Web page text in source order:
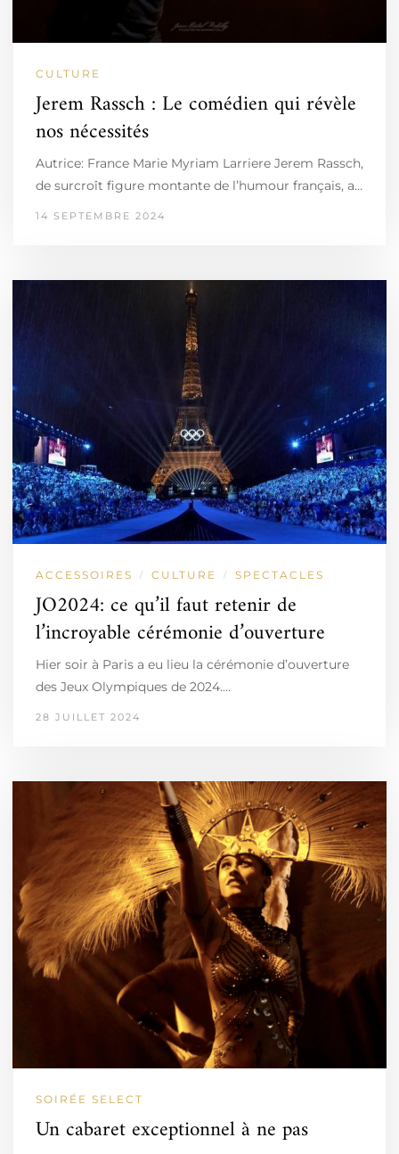
CULTURE
Jerem Rassch : Le comédien qui révèle
nos nécessités
Autrice: France Marie Myriam Larriere Jerem Rassch,
de surcroît figure montante de l’humour français, a…
14 SEPTEMBRE 2024
ACCESSOIRES / CULTURE / SPECTACLES
JO2024: ce qu’il faut retenir de
l’incroyable cérémonie d’ouverture
Hier soir à Paris a eu lieu la cérémonie d’ouverture
des Jeux Olympiques de 2024.…
28 JUILLET 2024
SOIRÉE SELECT
Un cabaret exceptionnel à ne pas